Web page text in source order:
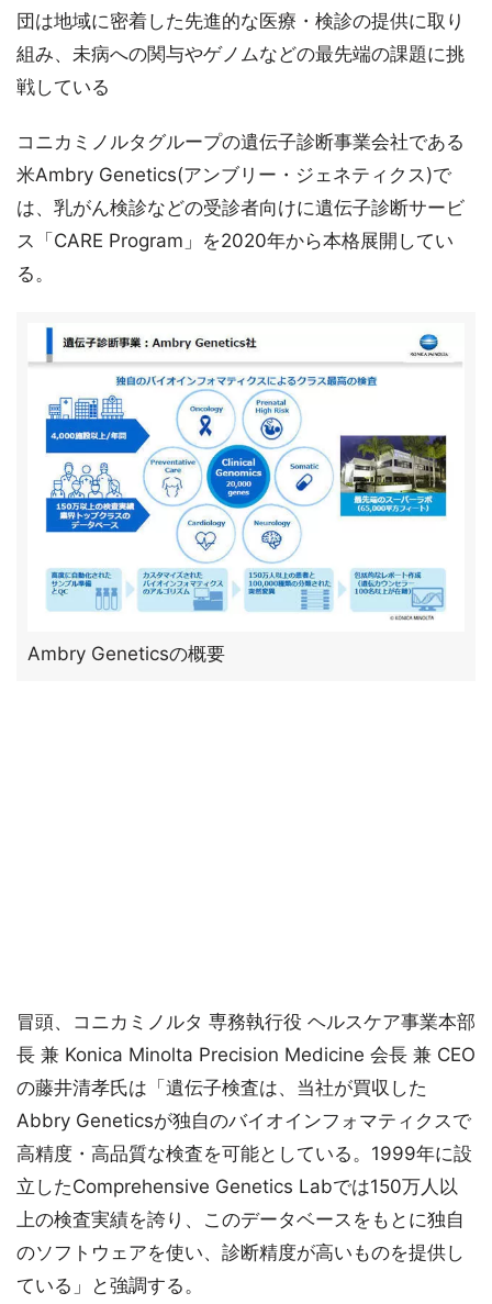
団は地域に密着した先進的な医療・検診の提供に取り
組み、未病への関与やゲノムなどの最先端の課題に挑
戦している
コニカミノルタグループの遺伝子診断事業会社である
米Ambry Genetics(アンブリー・ジェネティクス)で
は、乳がん検診などの受診者向けに遺伝子診断サービ
ス「CARE Program」を2020年から本格展開してい
る。
Ambry Geneticsの概要
冒頭、コニカミノルタ 専務執行役 ヘルスケア事業本部
長 兼 Konica Minolta Precision Medicine 会長 兼 CEO
の藤井清孝氏は「遺伝子検査は、当社が買収した
Abbry Geneticsが独自のバイオインフォマティクスで
高精度・高品質な検査を可能としている。1999年に設
立したComprehensive Genetics Labでは150万人以
上の検査実績を誇り、このデータベースをもとに独自
のソフトウェアを使い、診断精度が高いものを提供し
ている」と強調する。